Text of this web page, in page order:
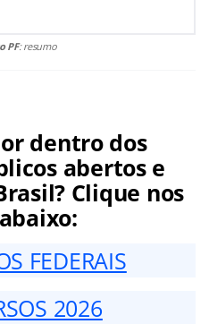
PF: resumo
dentro dos
abertos e
Clique nos
FEDERAIS
2026